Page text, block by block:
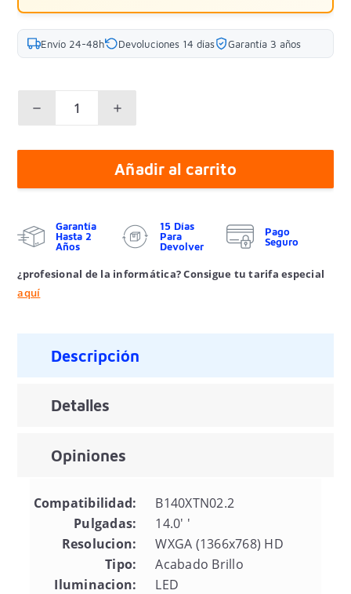
Envío 24-48h Devoluciones 14 días Garantía 3 años
Añadir al carrito
Garantía
Hasta 2
Años
15 Días
Para
Devolver
Pago
Seguro
¿profesional de la informática? Consigue tu tarifa especial
aquí
Descripción
Detalles
Opiniones
Compatibilidad:
B140XTN02.2
Pulgadas:
14.0' '
Resolucion:
WXGA (1366x768) HD
Tipo:
Acabado Brillo
Iluminacion:
LED